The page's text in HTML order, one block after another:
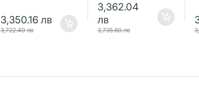
3,350.16 лв
3,722.40 лв
3,362.04
лв
3,735.60 лв